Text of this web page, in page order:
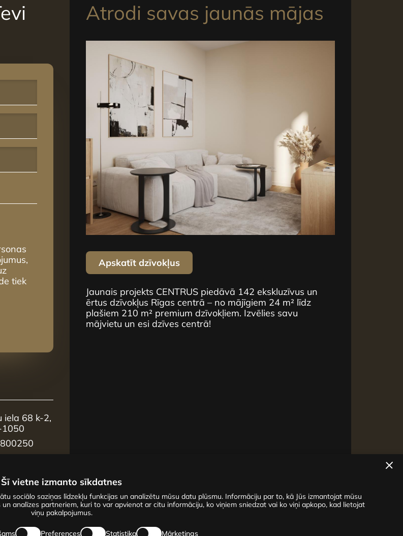
Šī vietne izmanto sīkdatnes
sociālo saziņas līdzekļu funkcijas un analizētu mūsu datu plūsmu. Informāciju par to, kā Jūs izmantojat mūsu
analīzes partneriem, kuri to var apvienot ar citu informāciju, ko viņiem sniedzat vai ko viņi apkopo, kad lietojat
viņu pakalpojumus.
Preferences Statistika Mārketings
tiek
iela 68 k-2,
1050
Atrodi savas jaunās mājas
Apskatīt dzīvokļus
Jaunais projekts CENTRUS piedāvā 142 ekskluzīvus un
ērtus dzīvokļus Rīgas centrā – no mājīgiem 24 m² līdz
plašiem 210 m² premium dzīvokļiem. Izvēlies savu
mājvietu un esi dzīves centrā!